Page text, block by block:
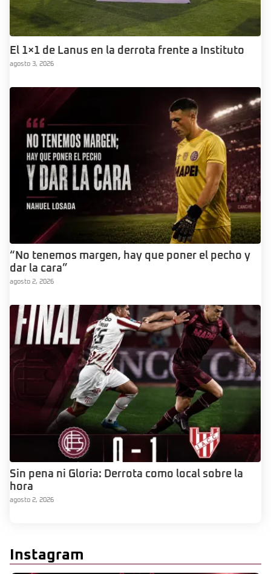
El 1×1 de Lanus en la derrota frente a Instituto
agosto 3, 2026
“No tenemos margen, hay que poner el pecho y
dar la cara”
agosto 2, 2026
Sin pena ni Gloria: Derrota como local sobre la
hora
agosto 2, 2026
Instagram